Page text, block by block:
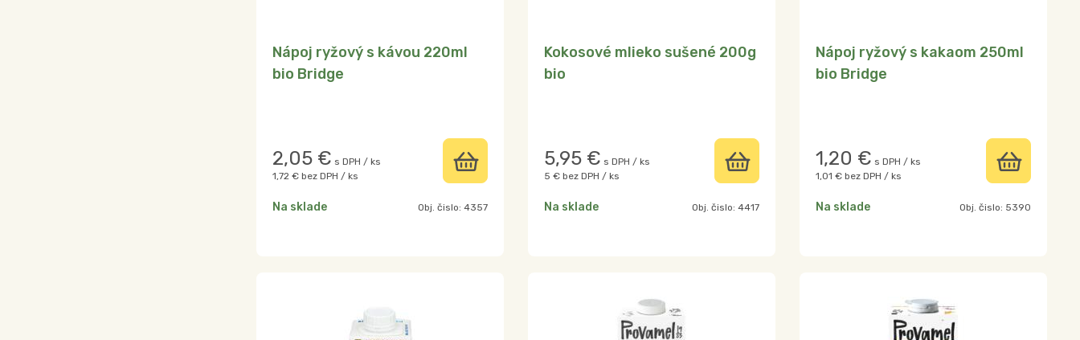
Nápoj ryžový s kávou 220ml
bio Bridge
2,05 € s DPH / ks
1,72 € bez DPH / ks
Na sklade Obj. čislo: 4357
Kokosové mlieko sušené 200g
bio
5,95 € s DPH / ks
5 € bez DPH / ks
Na sklade Obj. čislo: 4417
Nápoj ryžový s kakaom 250ml
bio Bridge
1,20 € s DPH / ks
1,01 € bez DPH / ks
Na sklade Obj. čislo: 5390